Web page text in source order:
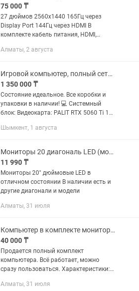
75 000 ₸
27 дюймов 2560х1440 165Гц через
Display Port 144Гц через HDMI В
комплекте кабель питания, HDMI,
монитора, без следов использования и
Алматы, 2 августа
Игровой компьютер, полный сетап
1 350 000 ₸
Состояние идеальное. Все коробки и
упаковки в наличии! 💻 Системный
блок: Видеокарта: PALIT RTX 5060 Ti 16
Оперативная память: Kingston Fury 32
Шымкент, 1 августа
Мониторы 20 диагональ LED (монитор экран матрица)
11 990 ₸
Мониторы 20" дюймовые LED в
отличном состоянии В наличии есть и
другие диагонали и модели
Алматы, 31 июля
Компьютер в комплекте монитор системный блок клавиатура мышь Wi-Fi
40 000 ₸
Продается полный комплект
компьютера. Всё работает, можно
сразу пользоваться. Характеристики:
Оперативная память: 4 ГБ DDR3
Алматы, 31 июля